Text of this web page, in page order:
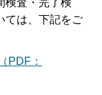
ては、下記をご
PDF：